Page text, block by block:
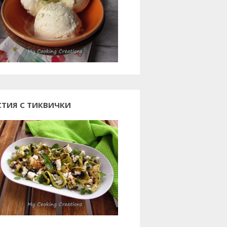
С ТИКВИЧКИ